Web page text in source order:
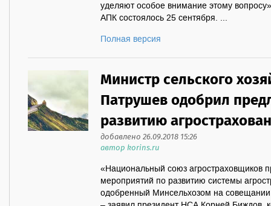
уделяют особое внимание этому
АПК состоялось 25 сентября. ...
Полная версия
Министр сельского
Патрушев одобрил
развитию
добавлено 26.09.2018 15:26
автор korins.ru
«Национальный союз агростраховщиков
мероприятий по развитию системы
одобренный Минсельхозом на